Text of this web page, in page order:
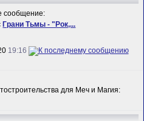
сообщение:
Грани Тьмы - "Рок,...
19:16
для Меч и Магия: